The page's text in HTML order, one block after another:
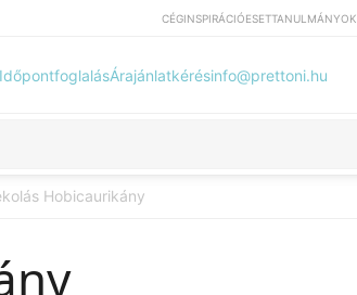
CÉGINSPIRÁCIÓESETTANULMÁNYOK
IdőpontfoglalásÁrajánlatkérésinfo@prettoni.hu
Hobicaurikány